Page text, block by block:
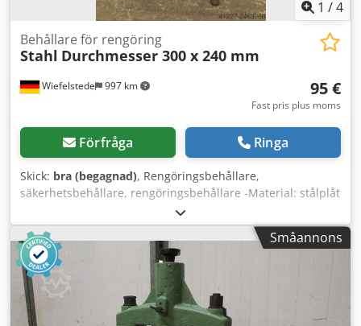
1 /4
Wiefelstede 997 km
Behållare för rengöring
Stahl Durchmesser 300 x 240 mm
95 €
Fast pris plus moms
Förfråga Ringa
Skick: bra (begagnad), Rengöringsbehållare,
säkerhetsbehållare, rengöringsbehållare -Material: stålplåt
Dkjdpecnha Ajfx Agvor -Behållare: Ø 295 x 235 mm -
Silinsats: Ø 265 x 100 mm -Antal: 3 enheter tillgängliga -
Pris: per styck -Mått: 310/370/H740 mm -Vikt: 8 kgSmåannons